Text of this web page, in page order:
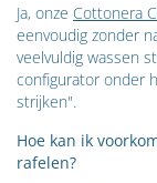
Ja, onze Cottonera
eenvoudig zonder
veelvuldig wassen
configurator onder
strijken".
Hoe kan ik
rafelen?